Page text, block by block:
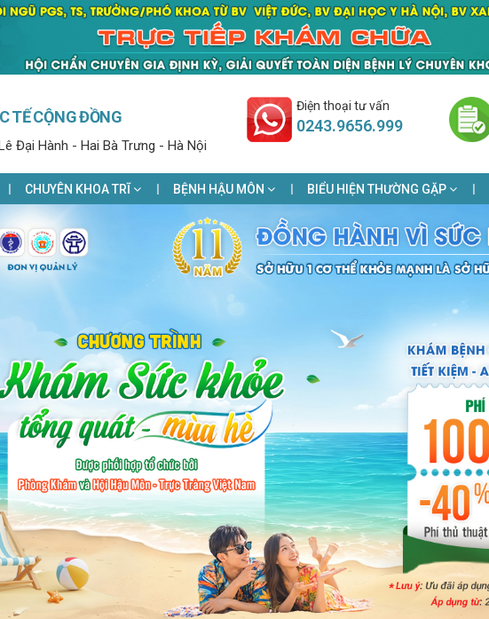
TẾ CỘNG ĐỒNG
Đại Hành - Hai Bà Trưng - Hà Nội
Điện thoại tư vấn
0243.9656.999
CHUYÊN KHOA TRĨ BỆNH HẬU MÔN BIỂU HIỆN THƯỜNG GẶP